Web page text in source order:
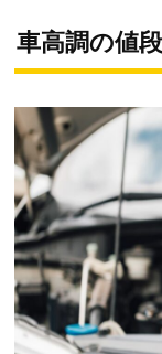
車高調の値